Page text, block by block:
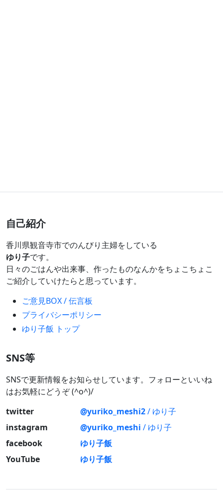
自己紹介
香川県観音寺市でのんびり主婦をしている
ゆり子です。
日々のごはんや出来事、作ったものなんかをちょこちょこ
ご紹介していけたらと思っています。
ご意見BOX / 伝言板
プライバシーポリシー
ゆり子飯 トップ
SNS等
SNSで更新情報をお知らせしています。フォローといいね
はお気軽にどうぞ (^o^)/
twitter
@yuriko_meshi2/ ゆり子
instagram
@yuriko_meshi / ゆり子
facebook
ゆり子飯
YouTube
ゆり子飯